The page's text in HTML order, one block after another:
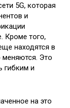
5G, которая
и
Кроме того,
находятся в
меняются. Это
гибким и
на это